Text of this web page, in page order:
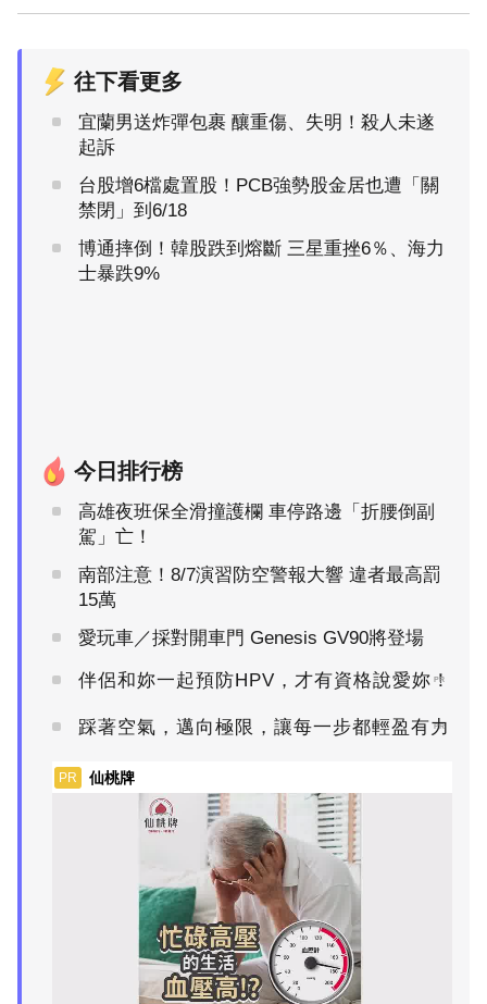
往下看更多
宜蘭男送炸彈包裹 釀重傷、失明！殺人未遂
起訴
台股增6檔處置股！PCB強勢股金居也遭「關
禁閉」到6/18
博通摔倒！韓股跌到熔斷 三星重挫6％、海力
士暴跌9%
今日排行榜
高雄夜班保全滑撞護欄 車停路邊「折腰倒副
駕」亡！
南部注意！8/7演習防空警報大響 違者最高罰
15萬
愛玩車／採對開車門 Genesis GV90將登場
伴侶和妳一起預防HPV，才有資格說愛妳！
PR
踩著空氣，邁向極限，讓每一步都輕盈有力
PR
PR 仙桃牌